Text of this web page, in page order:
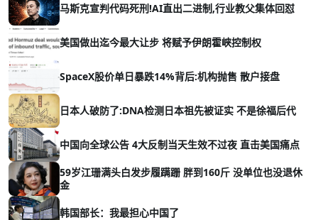
马斯克宣判代码死刑!AI直出二进制,行业教父集体回怼
美国做出迄今最大让步 将赋予伊朗霍峡控制权
SpaceX股价单日暴跌14%背后:机构抛售 散户接盘
日本人破防了:DNA检测日本祖先被证实 不是徐福后代
中国向全球公告 4大反制当天生效不过夜 直击美国痛点
59岁江珊满头白发步履蹒跚 胖到160斤 没单位也没退休
金
韩国部长：我最担心中国了